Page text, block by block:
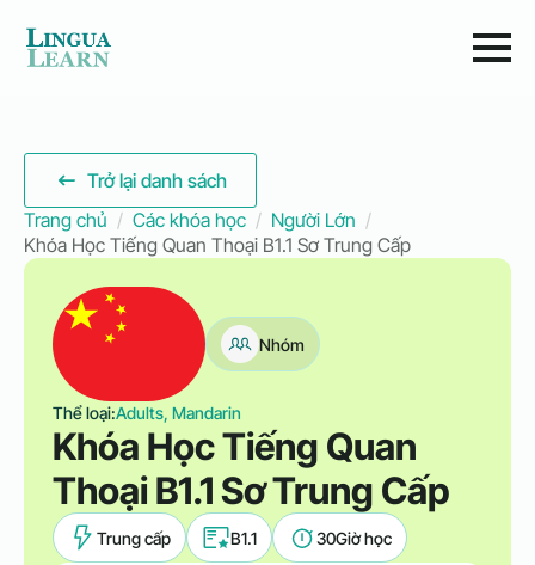
Trở lại danh sách
Trang chủ
Các khóa học
Người Lớn
Khóa Học Tiếng Quan Thoại B1.1 Sơ Trung Cấp
Nhóm
Thể loại:Adults, Mandarin
Khóa Học Tiếng Quan
Thoại B1.1 Sơ Trung Cấp
Trung cấp B1.1 30Giờ học